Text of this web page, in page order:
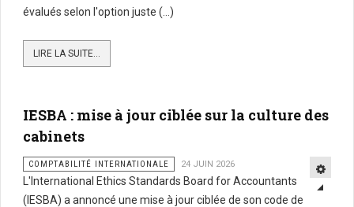
évalués selon l'option juste (...)
LIRE LA SUITE...
IESBA : mise à jour ciblée sur la culture des
cabinets
COMPTABILITÉ INTERNATIONALE 24 JUIN 2026
L'International Ethics Standards Board for Accountants
(IESBA) a annoncé une mise à jour ciblée de son code de